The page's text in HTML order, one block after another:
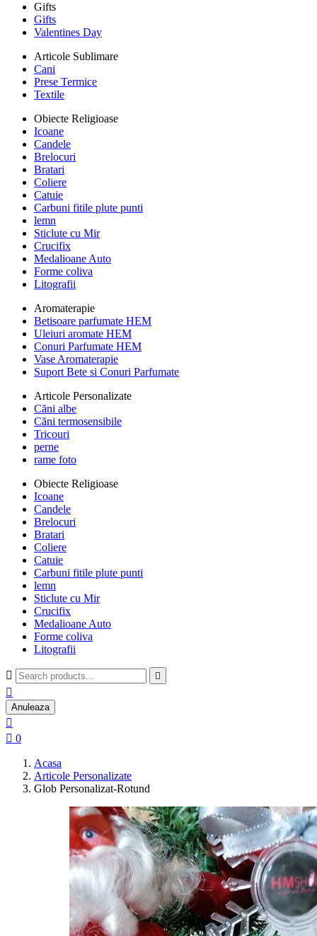
Gifts
Gifts
Valentines Day
Articole Sublimare
Cani
Prese Termice
Textile
Obiecte Religioase
Icoane
Candele
Brelocuri
Bratari
Coliere
Catuie
Carbuni fitile plute punti
lemn
Sticlute cu Mir
Crucifix
Medalioane Auto
Forme coliva
Litografii
Aromaterapie
Betisoare parfumate HEM
Uleiuri aromate HEM
Conuri Parfumate HEM
Vase Aromaterapie
Suport Bete si Conuri Parfumate
Articole Personalizate
Căni albe
Căni termosensibile
Tricouri
perne
rame foto
Obiecte Religioase
Icoane
Candele
Brelocuri
Bratari
Coliere
Catuie
Carbuni fitile plute punti
lemn
Sticlute cu Mir
Crucifix
Medalioane Auto
Forme coliva
Litografii
 

Anuleaza

 0
Acasa
Articole Personalizate
Glob Personalizat-Rotund